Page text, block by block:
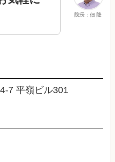
院長：佃 隆
7 平嶺ビル301